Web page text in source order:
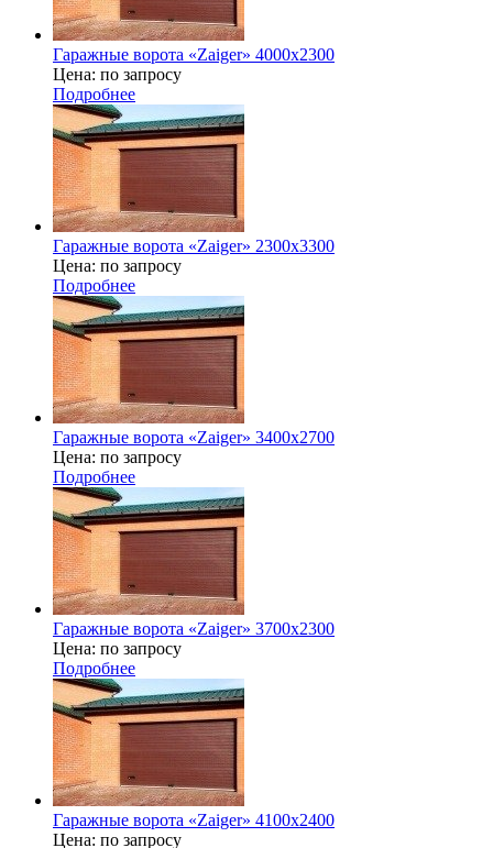
Гаражные ворота «Zaiger» 4000х2300
Цена: по запросу
Подробнее
Гаражные ворота «Zaiger» 2300x3300
Цена: по запросу
Подробнее
Гаражные ворота «Zaiger» 3400x2700
Цена: по запросу
Подробнее
Гаражные ворота «Zaiger» 3700х2300
Цена: по запросу
Подробнее
Гаражные ворота «Zaiger» 4100х2400
Цена: по запросу